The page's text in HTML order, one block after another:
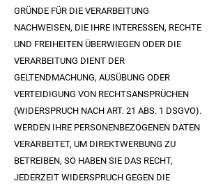
GRÜNDE FÜR DIE VERARBEITUNG
NACHWEISEN, DIE IHRE INTERESSEN, RECHTE
UND FREIHEITEN ÜBERWIEGEN ODER DIE
VERARBEITUNG DIENT DER
GELTENDMACHUNG, AUSÜBUNG ODER
VERTEIDIGUNG VON RECHTSANSPRÜCHEN
(WIDERSPRUCH NACH ART. 21 ABS. 1 DSGVO).
WERDEN IHRE PERSONENBEZOGENEN DATEN
VERARBEITET, UM DIREKTWERBUNG ZU
BETREIBEN, SO HABEN SIE DAS RECHT,
JEDERZEIT WIDERSPRUCH GEGEN DIE